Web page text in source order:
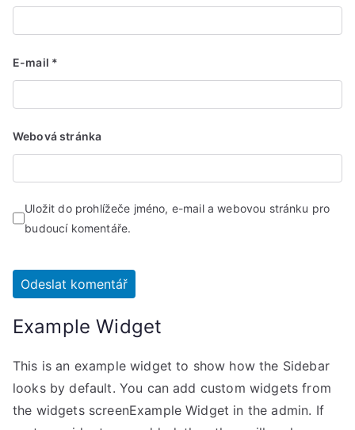
E-mail *
Webová stránka
Uložit do prohlížeče jméno, e-mail a webovou stránku pro
budoucí komentáře.
Example Widget
This is an example widget to show how the Sidebar
looks by default. You can add custom widgets from
the widgets screenExample Widget in the admin. If